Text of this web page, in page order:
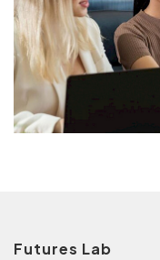
Futures Lab